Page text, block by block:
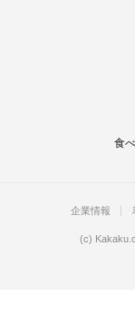
食
企業情報
(c)